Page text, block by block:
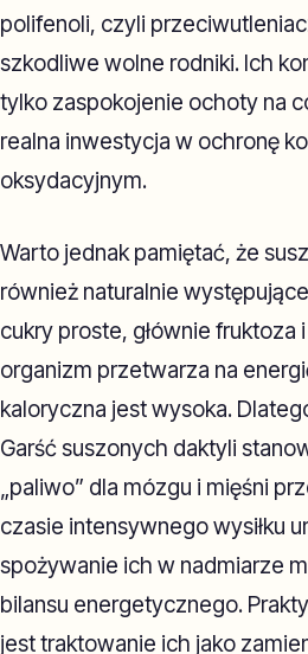
polifenoli, czyli
szkodliwe wolne rodniki. Ich
tylko zaspokojenie ochoty na
realna inwestycja w ochronę
oksydacyjnym.
Warto jednak pamiętać, że
również naturalnie
cukry proste, głównie fruktoza
organizm przetwarza na
kaloryczna jest wysoka.
Garść suszonych daktyli
„paliwo” dla mózgu i mięśni
czasie intensywnego wysiłku
spożywanie ich w nadmiarze
bilansu energetycznego.
jest traktowanie ich jako